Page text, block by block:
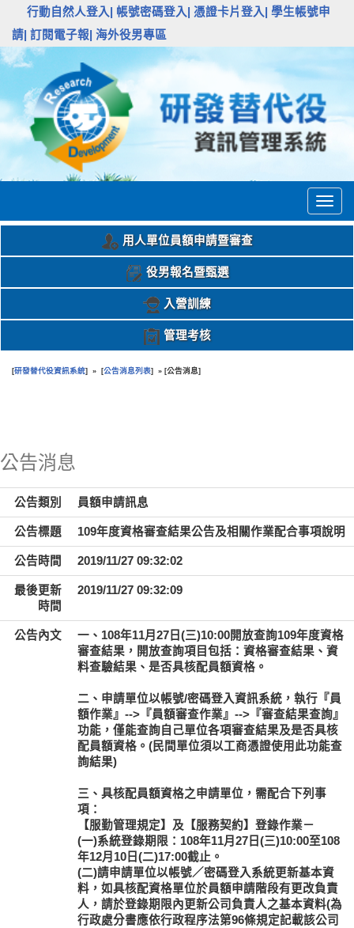
行動自然人登入| 帳號密碼登入| 憑證卡片登入|
學生帳號申
請| 訂閱電子報| 海外役男專區
用人單位員額申請暨審查
役男報名暨甄選
入營訓練
管理考核
[研發替代役資訊系統] » [公告消息列表] » [公告消息]
公告消息
公告類別 員額申請訊息
公告標題 109年度資格審查結果公告及相關作業配合事項說明
公告時間 2019/11/27 09:32:02
最後更新
時間
2019/11/27 09:32:09
公告內文
一、108年11月27日(三)10:00開放查詢109年度資格
審查結果，開放查詢項目包括：資格審查結果、資
料查驗結果、是否具核配員額資格。
二、申請單位以帳號/密碼登入資訊系統，執行『員
額作業』-->『員額審查作業』-->『審查結果查詢』
功能，僅能查詢自己單位各項審查結果及是否具核
配員額資格。(民間單位須以工商憑證使用此功能查
詢結果)
三、具核配員額資格之申請單位，需配合下列事
項：
【服勤管理規定】及【服務契約】登錄作業－
(一)系統登錄期限：108年11月27日(三)10:00至108
年12月10日(二)17:00截止。
(二)請申請單位以帳號／密碼登入系統更新基本資
料，如具核配資格單位於員額申請階段有更改負責
人，請於登錄期限內更新公司負責人之基本資料(為
行政處分書應依行政程序法第96條規定記載該公司